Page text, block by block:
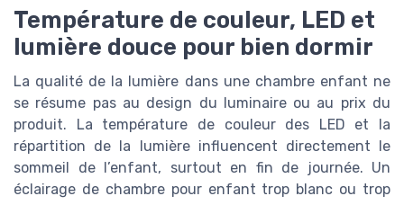
Température de couleur, LED et
lumière douce pour bien dormir
La qualité de la lumière dans une chambre enfant ne
se résume pas au design du luminaire ou au prix du
produit. La température de couleur des LED et la
répartition de la lumière influencent directement le
sommeil de l’enfant, surtout en fin de journée. Un
éclairage de chambre pour enfant trop blanc ou trop